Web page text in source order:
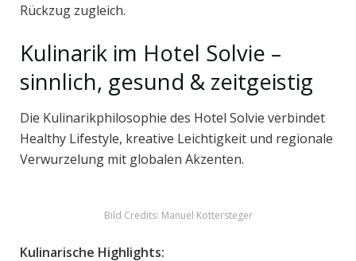
Rückzug zugleich.
Kulinarik im Hotel Solvie –
sinnlich, gesund & zeitgeistig
Die Kulinarikphilosophie des Hotel Solvie verbindet
Healthy Lifestyle, kreative Leichtigkeit und regionale
Verwurzelung mit globalen Akzenten.
Bild Credits: Manuel Kottersteger
Kulinarische Highlights: